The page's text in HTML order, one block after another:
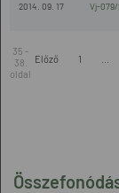
2014. 09. 17 Vj-079/
35 -
38.
oldal
Előző 1